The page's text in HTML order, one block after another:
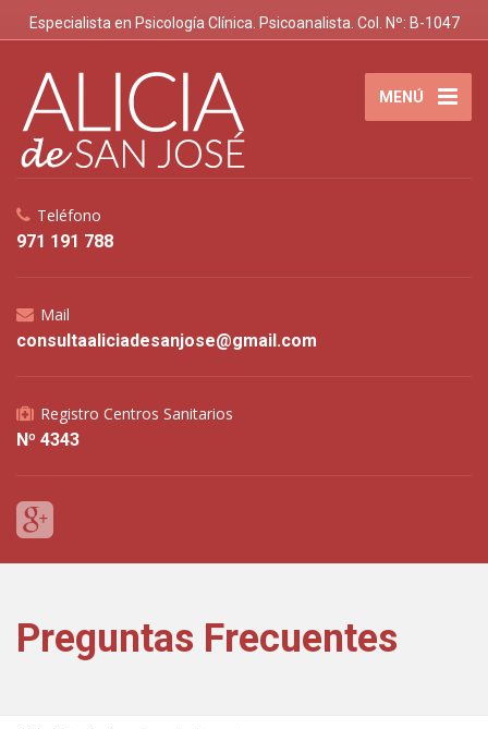
Especialista en Psicología Clínica. Psicoanalista. Col. Nº: B-1047
MENÚ
Teléfono
971 191 788
Mail
consultaaliciadesanjose@gmail.com
Registro Centros Sanitarios
Nº 4343
Preguntas Frecuentes